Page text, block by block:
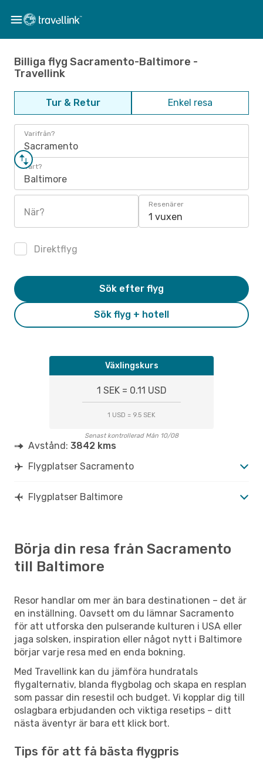
Billiga flyg Sacramento-Baltimore -
Travellink
Tur & Retur Enkel resa
Varifrån?
Sacramento
Vart?
Baltimore
När?
Resenärer
1 vuxen
Direktflyg
Sök flyg + hotell
Sök efter flyg
Växlingskurs
1 SEK = 0.11 USD
1 USD = 9.5 SEK
Senast kontrollerad Mån 10/08
Avstånd: 3842 kms
Flygplatser Sacramento
Flygplatser Baltimore
Börja din resa från Sacramento
till Baltimore
Resor handlar om mer än bara destinationen – det är
en inställning. Oavsett om du lämnar Sacramento
för att utforska den pulserande kulturen i USA eller
jaga solsken, inspiration eller något nytt i Baltimore
börjar varje resa med en enda bokning.
Med Travellink kan du jämföra hundratals
flygalternativ, blanda flygbolag och skapa en resplan
som passar din resestil och budget. Vi kopplar dig till
oslagbara erbjudanden och viktiga resetips – ditt
nästa äventyr är bara ett klick bort.
Tips för att få bästa flygpris